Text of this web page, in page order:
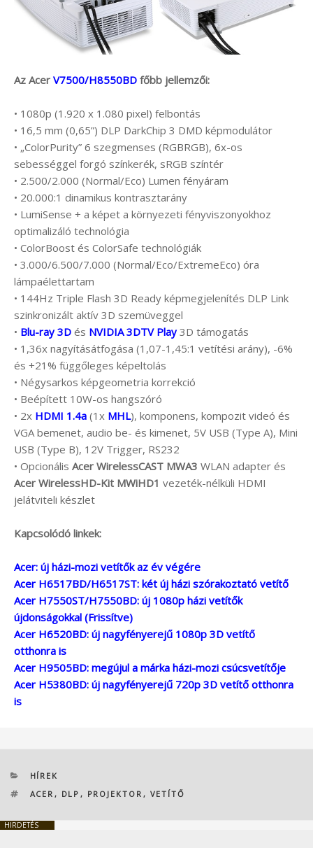
Az Acer V7500/H8550BD főbb jellemzői:
• 1080p (1.920 x 1.080 pixel) felbontás
• 16,5 mm (0,65”) DLP DarkChip 3 DMD képmodulátor
• „ColorPurity” 6 szegmenses (RGBRGB), 6x-os
sebességgel forgó színkerék, sRGB színtér
• 2.500/2.000 (Normal/Eco) Lumen fényáram
• 20.000:1 dinamikus kontrasztarány
• LumiSense + a képet a környezeti fényviszonyokhoz
optimalizáló technológia
• ColorBoost és ColorSafe technológiák
• 3.000/6.500/7.000 (Normal/Eco/ExtremeEco) óra
lámpaélettartam
• 144Hz Triple Flash 3D Ready képmegjelenítés DLP Link
szinkronizált aktív 3D szemüveggel
• Blu-ray 3D és NVIDIA 3DTV Play3D támogatás
• 1,36x nagyításátfogása (1,07-1,45:1 vetítési arány), -6%
és +21% függőleges képeltolás
• Négysarkos képgeometria korrekció
• Beépített 10W-os hangszóró
• 2x HDMI 1.4a (1x MHL), komponens, kompozit videó és
VGA bemenet, audio be- és kimenet, 5V USB (Type A), Mini
USB (Type B), 12V Trigger, RS232
• Opcionális Acer WirelessCAST MWA3 WLAN adapter és
Acer WirelessHD-Kit MWiHD1 vezeték-nélküli HDMI
jelátviteli készlet
Kapcsolódó linkek:
Acer: új házi-mozi vetítők az év végére
Acer H6517BD/H6517ST: két új házi szórakoztató vetítő
Acer H7550ST/H7550BD: új 1080p házi vetítők
újdonságokkal (Frissítve)
Acer H6520BD: új nagyfényerejű 1080p 3D vetítő
otthonra is
Acer H9505BD: megújul a márka házi-mozi csúcsvetítője
Acer H5380BD: új nagyfényerejű 720p 3D vetítő otthonra
is
KATEGÓRIÁK
HÍREK
CÍMKÉK
ACER , DLP , PROJEKTOR , VETÍTŐ
HIRDETÉS